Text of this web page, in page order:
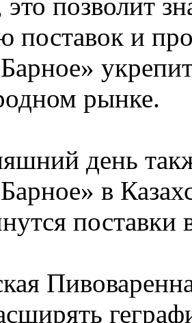
поставок и
рынке.
день
в